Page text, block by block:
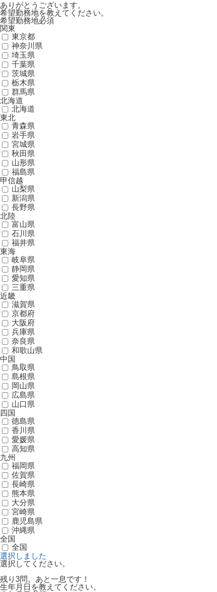
ありがとうございます。
希望勤務地を教えてください。
希望勤務地必須
関東
東京都
神奈川県
埼玉県
千葉県
茨城県
栃木県
群馬県
北海道
北海道
東北
青森県
岩手県
宮城県
秋田県
山形県
福島県
甲信越
山梨県
新潟県
長野県
北陸
富山県
石川県
福井県
東海
岐阜県
静岡県
愛知県
三重県
近畿
滋賀県
京都府
大阪府
兵庫県
奈良県
和歌山県
中国
鳥取県
島根県
岡山県
広島県
山口県
四国
徳島県
香川県
愛媛県
高知県
九州
福岡県
佐賀県
長崎県
熊本県
大分県
宮崎県
鹿児島県
沖縄県
全国
全国
選択しました
選択してください。
残り3問。あと一息です！
生年月日を教えてください。